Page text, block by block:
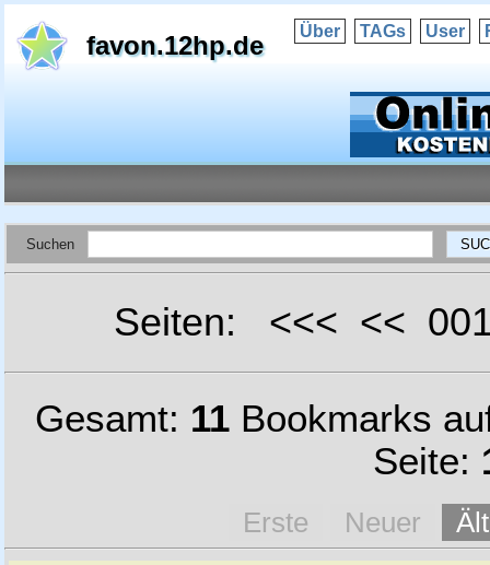
favon.12hp.de Über TAGs User
Suchen
Seiten: <<< <<
Gesamt: 11 Bookmarks
Seite:
Erste Neuer